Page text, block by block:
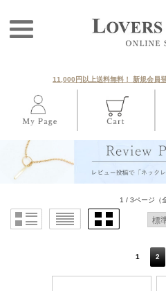
11,000円以上送料無料！ 新規会員
1 / 3ページ （
1 2